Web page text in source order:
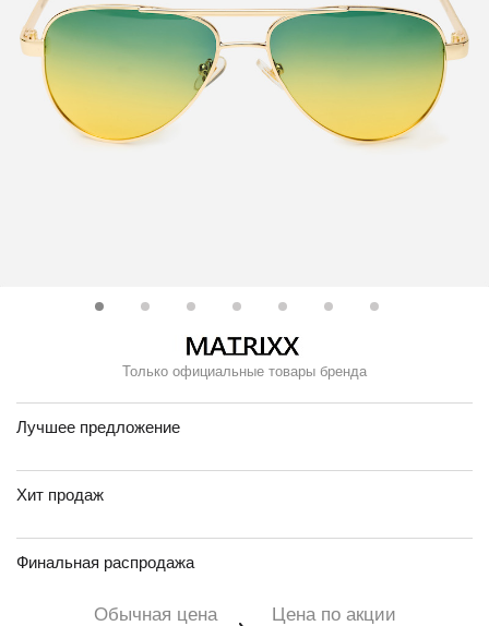
Только официальные товары бренда
Лучшее предложение
Хит продаж
Финальная распродажа
Обычная цена Цена по акции